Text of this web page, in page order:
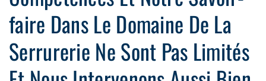
faire Dans Le Domaine De La
Serrurerie Ne Sont Pas Limités